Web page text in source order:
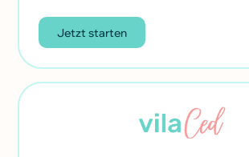
Jetzt starten